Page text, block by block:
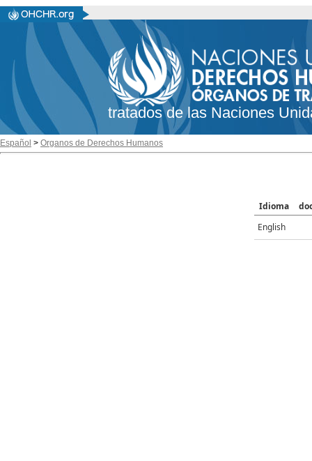
tratados de las Naciones
Español > Organos de Derechos Humanos
Idioma
English